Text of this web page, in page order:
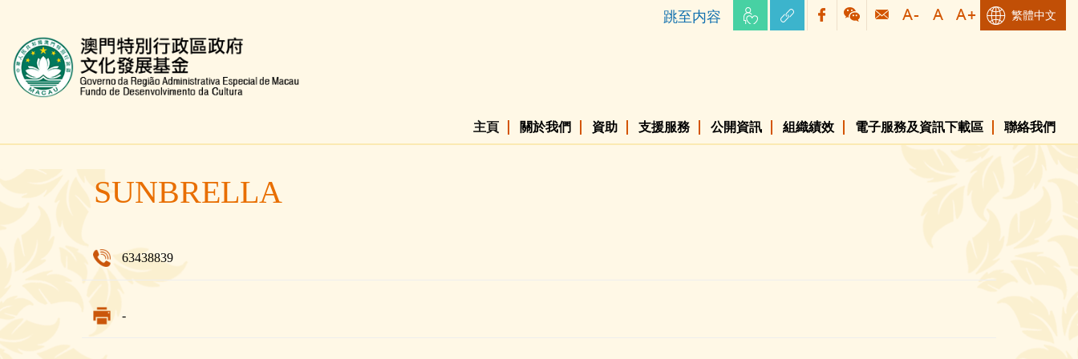
跳至内容 繁體中文
文化發展基金網頁
主頁 關於我們 資助 支援服務 公開資訊 組織績效 電子服務及資訊下載區 聯絡我們
SUNBRELLA
63438839
-